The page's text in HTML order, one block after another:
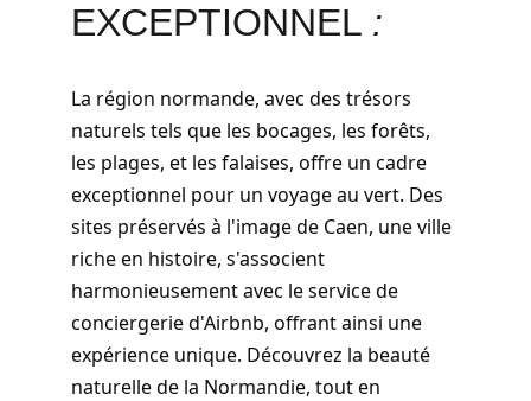
EXCEPTIONNEL :
La région normande, avec des trésors
naturels tels que les bocages, les forêts,
les plages, et les falaises, offre un cadre
exceptionnel pour un voyage au vert. Des
sites préservés à l'image de Caen, une ville
riche en histoire, s'associent
harmonieusement avec le service de
conciergerie d'Airbnb, offrant ainsi une
expérience unique. Découvrez la beauté
naturelle de la Normandie, tout en